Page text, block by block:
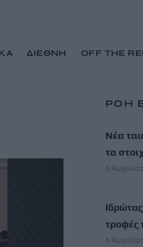
ΔΙΕΘΝΗ OFF THE
ΡΟΗ
Νέα
τα
6
τροφές
6